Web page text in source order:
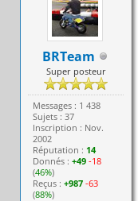
BRTeam
Super posteur
Messages : 1 438
Sujets : 37
Inscription : Nov.
2002
Réputation : 14
Donnés :+49 -18
(46%)
Reçus :+987 -63
(88%)